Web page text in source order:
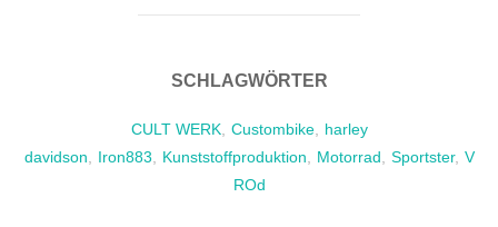
SCHLAGWÖRTER
CULT WERK, Custombike, harley
davidson, Iron883, Kunststoffproduktion, Motorrad, Sportster, V
ROd